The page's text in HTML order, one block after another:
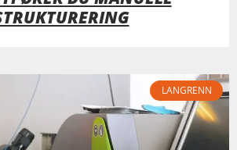
LANGRENN